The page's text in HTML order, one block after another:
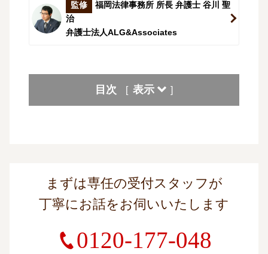
監修
福岡法律事務所 所長 弁護士 谷川 聖
治
弁護士法人ALG&Associates
目次 [ 表示 ]
まずは専任の受付スタッフが
丁寧にお話をお伺いいたします
0120-177-048